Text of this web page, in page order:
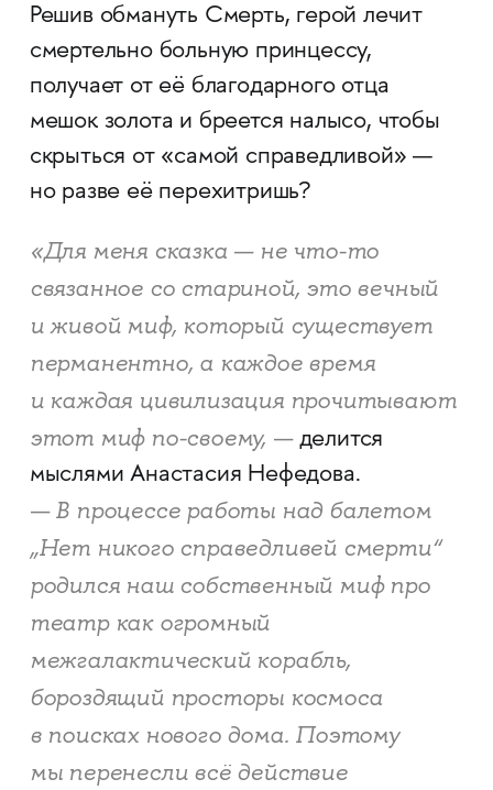
Решив обмануть Смерть, герой лечит
смертельно больную принцессу,
получает от её благодарного отца
мешок золота и бреется налысо, чтобы
скрыться от «самой справедливой» —
но разве её перехитришь?
«Для меня сказка — не что-то
связанное со стариной, это вечный
и живой миф, который существует
перманентно, а каждое время
и каждая цивилизация прочитывают
этот миф по-своему, —делится
мыслями Анастасия Нефедова.
— В процессе работы над балетом
„Нет никого справедливей смерти“
родился наш собственный миф про
театр как огромный
межгалактический корабль,
бороздящий просторы космоса
в поисках нового дома. Поэтому
мы перенесли всё действие